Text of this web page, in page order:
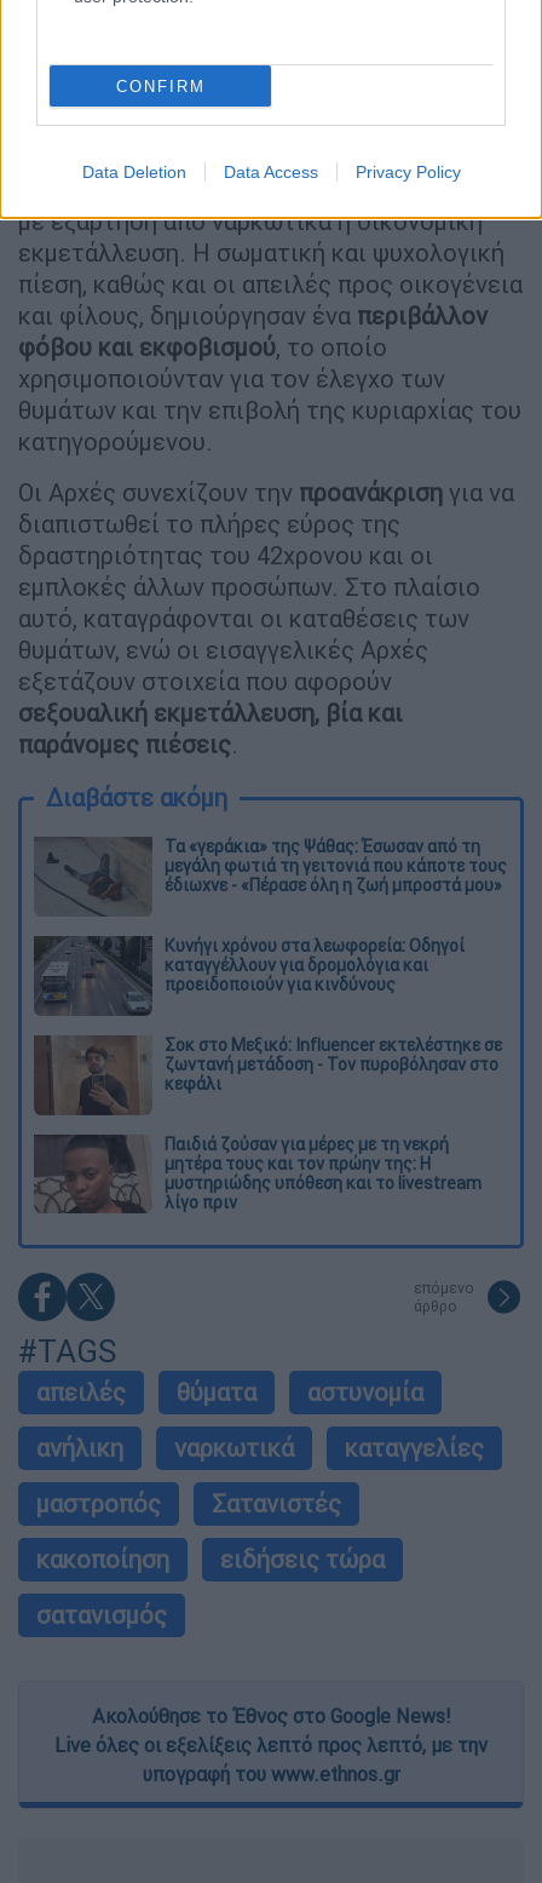
CONFIRM
Data Deletion Data Access Privacy Policy
42χρονος στις κοπέλες που
Οι μαρτυρίες δείχνουν ότι τα θύματα
υπέστησανσοβαρή ψυχολογική βλάβη, με
κάποιες να χρειάζονται εισαγωγή σε
ψυχιατρικές κλινικές και άλλες να παλεύουν
με εξάρτηση από ναρκωτικά ή οικονομική
εκμετάλλευση. Η σωματική και ψυχολογική
πίεση, καθώς και οι απειλές προς οικογένεια
και φίλους, δημιούργησαν ένα περιβάλλον
φόβου και εκφοβισμού, το οποίο
χρησιμοποιούνταν για τον έλεγχο των
θυμάτων και την επιβολή της κυριαρχίας του
κατηγορούμενου.
Οι Αρχές συνεχίζουν την προανάκριση για να
διαπιστωθεί το πλήρες εύρος της
δραστηριότητας του 42χρονου και οι
εμπλοκές άλλων προσώπων. Στο πλαίσιο
αυτό, καταγράφονται οι καταθέσεις των
θυμάτων, ενώ οι εισαγγελικές Αρχές
εξετάζουν στοιχεία που αφορούν
σεξουαλική εκμετάλλευση, βία και
παράνομες πιέσεις.
Διαβάστε ακόμη
Τα «γεράκια» της Ψάθας: Έσωσαν από τη
μεγάλη φωτιά τη γειτονιά που κάποτε τους
έδιωχνε - «Πέρασε όλη η ζωή μπροστά μου»
Κυνήγι χρόνου στα λεωφορεία: Οδηγοί
καταγγέλλουν για δρομολόγια και
προειδοποιούν για κινδύνους
Σοκ στο Μεξικό: Influencer εκτελέστηκε σε
ζωντανή μετάδοση - Τον πυροβόλησαν στο
κεφάλι
Παιδιά ζούσαν για μέρες με τη νεκρή
μητέρα τους και τον πρώην της: Η
μυστηριώδης υπόθεση και το livestream
λίγο πριν
επόμενο
άρθρο
#TAGS
απειλές θύματα
αστυνομία
ανήλικη
ναρκωτικά
καταγγελίες
μαστροπός
Σατανιστές
κακοποίηση
ειδήσεις τώρα
σατανισμός
Ακολούθησε το Έθνος στο Google News!
Live όλες οι εξελίξεις λεπτό προς λεπτό, με την
υπογραφή του www.ethnos.gr